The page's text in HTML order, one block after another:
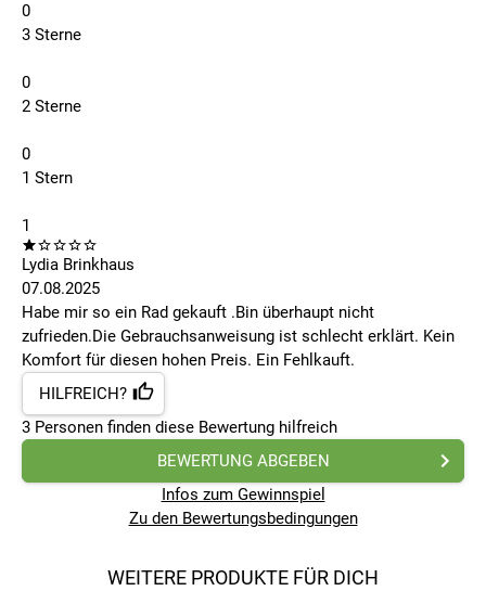
0
3 Sterne
0
2 Sterne
0
1 Stern
1
Lydia Brinkhaus
07.08.2025
Habe mir so ein Rad gekauft .Bin überhaupt nicht
zufrieden.Die Gebrauchsanweisung ist schlecht erklärt. Kein
Komfort für diesen hohen Preis. Ein Fehlkauft.
HILFREICH?
3 Personen finden diese Bewertung hilfreich
BEWERTUNG ABGEBEN
Infos zum Gewinnspiel
Zu den Bewertungsbedingungen
WEITERE PRODUKTE FÜR DICH